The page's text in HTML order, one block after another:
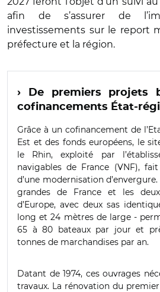
afin de s’assurer de
investissements sur le report
préfecture et la région.
› De premiers projets
cofinancements État-
Grâce à un cofinancement de
Est et des fonds européens, le
le Rhin, exploité par
navigables de France (VNF),
d’une modernisation
grandes de France et les
d’Europe, avec deux sas
long et 24 mètres de large -
65 à 80 bateaux par jour et
tonnes de marchandises par an.
Datant de 1974, ces ouvrages
travaux. La rénovation du